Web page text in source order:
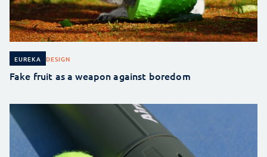
EUREKA DESIGN
Fake fruit as a weapon against boredom